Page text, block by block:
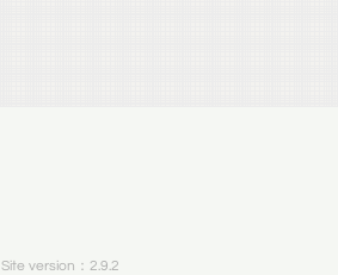
Site version：2.9.2